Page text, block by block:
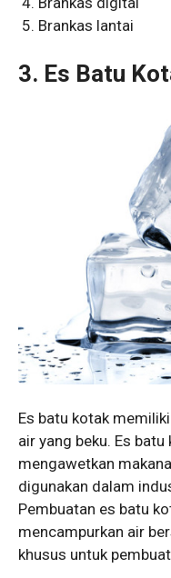
Brankas lantai
3. Es Batu
Es batu kotak
air yang beku. Es
mengawetkan
digunakan dalam
Pembuatan es batu
mencampurkan air
khusus untuk